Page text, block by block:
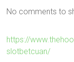
No comments to
https://
slotbetcuan/